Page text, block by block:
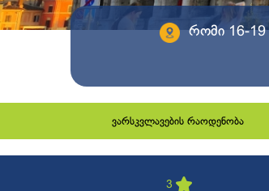
რომი 16-19
ვარსკვლავების რაოდენობა
3